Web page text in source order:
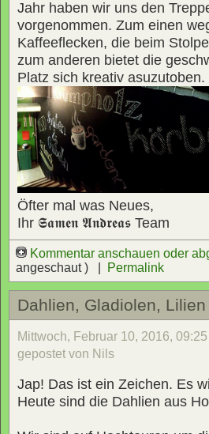
Jahr haben wir uns den
vorgenommen. Zum einen
Kaffeeflecken, die beim
zum anderen bietet die
Platz sich kreativ asuzutoben.
Öfter mal was Neues,
Ihr 𝕾𝖆𝖒𝖊𝖓 𝕬𝖓𝖉𝖗𝖊𝖆𝖘 Team
Kommentar anschauen oder
angeschaut ) |
Permalink
Dahlien, Gladiolen, Lilien
Mittwoch, Februar 10, 2016,
gepostet von Nils
Jap! Das ist ein Zeichen. Es
Heute sind die Dahlien aus